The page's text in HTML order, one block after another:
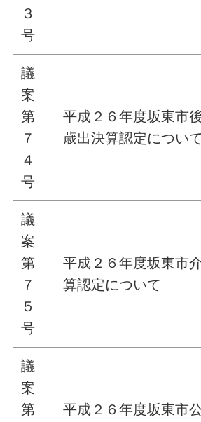
３
号
議
案
第
７
４
号
平成２６年度坂東市
歳出決算認定について
議
案
第
７
５
号
平成２６年度坂東市
算認定について
議
案
第
平成２６年度坂東市